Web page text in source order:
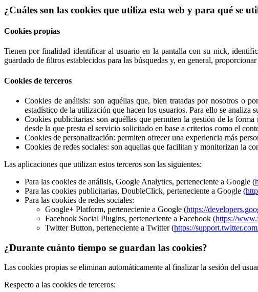
¿Cuáles son las cookies que utiliza esta web y para qué se
Cookies propias
Tienen por finalidad identificar al usuario en la pantalla con su nick,
guardado de filtros establecidos para las búsquedas y, en general,
Cookies de terceros
Cookies de análisis: son aquéllas que, bien tratadas por nosotros o
estadístico de la utilización que hacen los usuarios. Para ello se
Cookies publicitarias: son aquéllas que permiten la gestión de la
desde la que presta el servicio solicitado en base a criterios como el
Cookies de personalización: permiten ofrecer una experiencia más
Cookies de redes sociales: son aquellas que facilitan y monitorizan la
Las aplicaciones que utilizan estos terceros son las siguientes:
Para las cookies de análisis, Google Analytics, perteneciente a Google (
Para las cookies publicitarias, DoubleClick, perteneciente a Google (
Para las cookies de redes sociales:
Google+ Platform, perteneciente a Google (https://
Facebook Social Plugins, perteneciente a Facebook (https://
Twitter Button, perteneciente a Twitter (https://
¿Durante cuánto tiempo se guardan las cookies?
Las cookies propias se eliminan automáticamente al finalizar la sesión del
Respecto a las cookies de terceros: